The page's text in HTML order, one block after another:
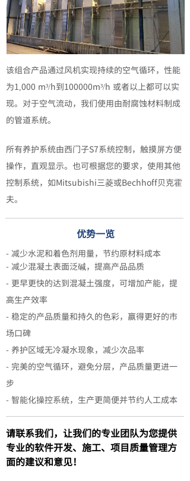
该组合产品通过风机实现持续的空气循环，性能
为1,000 m³/h到100000m³/h 或者以上都可以实
现。对于空气流动，我们使用由耐腐蚀材料制成
的管道系统。
所有养护系统由西门子S7系统控制，触摸屏方便
操作，直观显示。也可根据您的要求，使用其他
控制系统，如Mitsubishi三菱或Bechhoff贝克霍
夫。
- 减少水泥和着色剂用量，节约原材料成本
- 减少混凝土表面泛碱，提高产品品质
- 更早更快的达到混凝土强度，可增加产能，提
高生产效率
- 稳定的产品质量和持久的色彩，赢得更好的市
场口碑
- 养护区域无冷凝水现象，减少次品率
- 完美的空气循环，避免分层，产品质量更进一
步
- 智能化操控系统，生产更简便并节约人工成本
优势一览
请联系我们，让我们的专业团队为您提供
专业的软件开发、施工、项目质量管理方
面的建议和意见！